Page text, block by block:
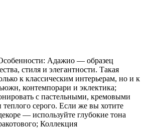
Адажио — образец
стиля и элегантности. Такая
к классическим интерьерам, но и к
контемпорари и эклектика;
с пастельными, кремовыми
теплого серого. Если же вы хотите
— используйте глубокие тона
Коллекция